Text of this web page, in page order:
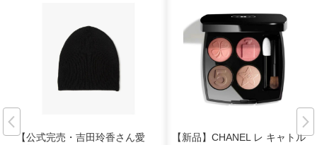
【公式完売・吉田玲香さん愛
【新品】CHANEL レ キャトル